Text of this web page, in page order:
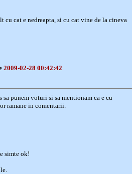
cu cat e nedreapta, si cu cat vine de la cineva
2009-02-28 00:42:42
punem voturi si sa mentionam ca e cu
ramane in comentarii.
simte ok!